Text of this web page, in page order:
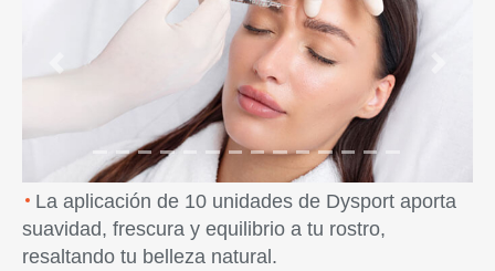
Previous
La aplicación de 10 unidades de Dysport aporta
suavidad, frescura y equilibrio a tu rostro,
resaltando tu belleza natural.